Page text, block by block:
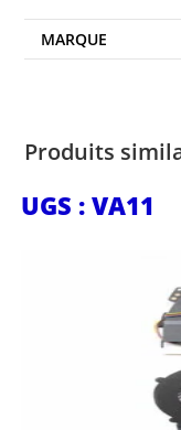
MARQUE
Produits
UGS : VA11